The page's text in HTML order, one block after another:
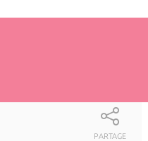
PARTAGE